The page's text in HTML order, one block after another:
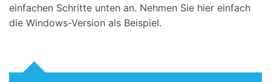
einfachen Schritte unten an. Nehmen Sie hier einfach
die Windows-Version als Beispiel.